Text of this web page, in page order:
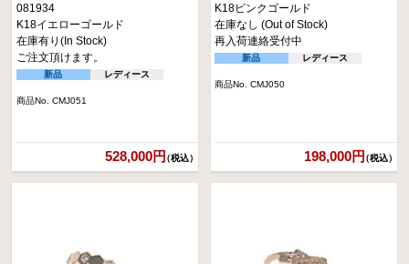
081934
K18イエローゴールド
在庫有り(In Stock)
ご注文頂けます。
新品 レディース
商品No. CMJ051
528,000円（税込）
K18ピンクゴールド
在庫なし (Out of Stock)
再入荷連絡受付中
新品 レディース
商品No. CMJ050
198,000円（税込）